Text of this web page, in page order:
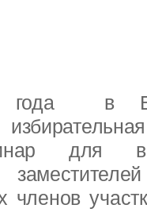
в
для
членов